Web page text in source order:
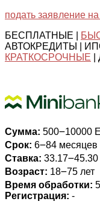
подать заявление
БЕСПЛАТНЫЕ |
АВТОКРЕДИТЫ |
КРАТКОСРОЧНЫЕ
Сумма: 500౼10000
Срок: 6౼84 месяцев
Ставка:
Возраст: 18౼75 лет
Время обработки:
Регистрация: -